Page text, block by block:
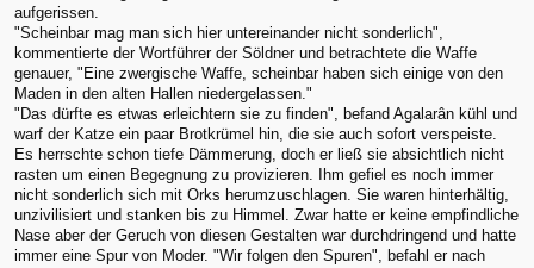
aufgerissen.
"Scheinbar mag man sich hier untereinander nicht sonderlich",
kommentierte der Wortführer der Söldner und betrachtete die Waffe
genauer, "Eine zwergische Waffe, scheinbar haben sich einige von den
Maden in den alten Hallen niedergelassen."
"Das dürfte es etwas erleichtern sie zu finden", befand Agalarân kühl und
warf der Katze ein paar Brotkrümel hin, die sie auch sofort verspeiste.
Es herrschte schon tiefe Dämmerung, doch er ließ sie absichtlich nicht
rasten um einen Begegnung zu provizieren. Ihm gefiel es noch immer
nicht sonderlich sich mit Orks herumzuschlagen. Sie waren hinterhältig,
unzivilisiert und stanken bis zu Himmel. Zwar hatte er keine empfindliche
Nase aber der Geruch von diesen Gestalten war durchdringend und hatte
immer eine Spur von Moder. "Wir folgen den Spuren", befahl er nach